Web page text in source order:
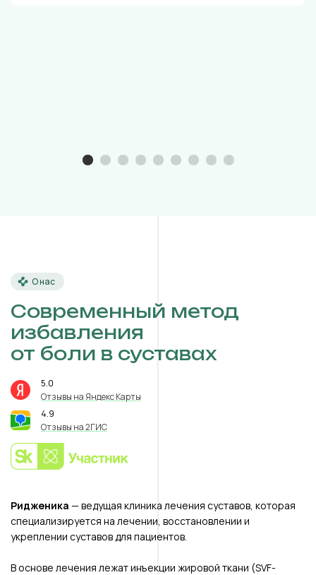
О нас
Современный метод
избавления
от боли в суставах
5.0
Отзывы на Яндекс Карты
4.9
Отзывы на 2ГИС
Ридженика — ведущая клиника лечения суставов, которая
специализируется на лечении, восстановлении и
укреплении суставов для пациентов.
В основе лечения лежат инъекции жировой ткани (SVF-